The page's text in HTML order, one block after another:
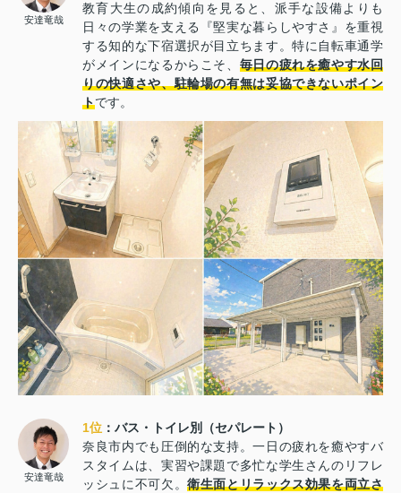
安達竜哉
教育大生の成約傾向を見ると、派手な設備よりも
日々の学業を支える『堅実な暮らしやすさ』を重視
する知的な下宿選択が目立ちます。特に自転車通学
がメインになるからこそ、 毎日の疲れを癒やす水回
りの快適さや、駐輪場の有無は妥協できないポイン
トです。
安達竜哉
1位 ：バス・トイレ別（セパレート）
奈良市内でも圧倒的な支持。一日の疲れを癒やすバ
スタイムは、実習や課題で多忙な学生さんのリフレ
ッシュに不可欠。衛生面とリラックス効果を両立さ